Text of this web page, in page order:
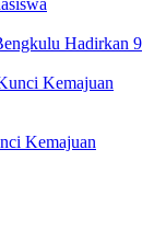
Hadirkan 9
Kemajuan